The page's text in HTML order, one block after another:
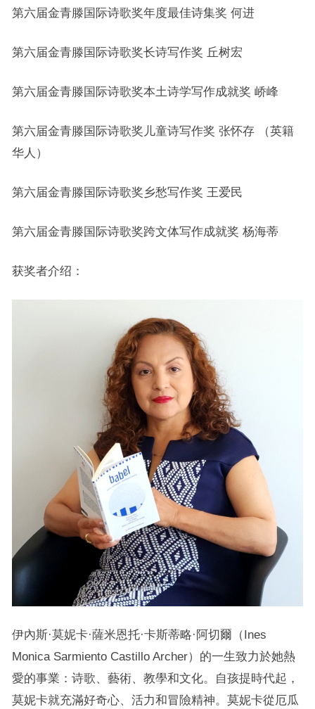
第六届金青滕国际诗歌奖年度最佳诗集奖 何进
第六届金青滕国际诗歌奖长诗写作奖 丘树宏
第六届金青滕国际诗歌奖本土诗学写作成就奖 峤峰
第六届金青滕国际诗歌奖儿童诗写作奖 张怀存 （英籍
华人）
第六届金青滕国际诗歌奖乡愁写作奖 王爱民
第六届金青滕国际诗歌奖跨文体写作成就奖 杨海蒂
获奖者介绍：
伊內斯·莫妮卡·薩米恩托·卡斯蒂略·阿切爾（Ines
Monica Sarmiento Castillo Archer）的一生致力於她熱
愛的事業：诗歌、藝術、教學和文化。自孩提時代起，
莫妮卡就充滿好奇心、活力和冒險精神。莫妮卡從厄瓜